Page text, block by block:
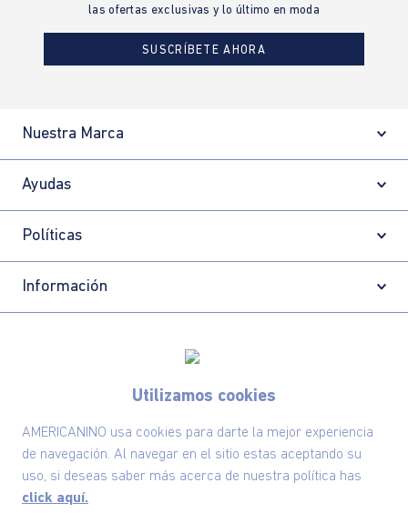
Utilizamos cookies
AMERICANINO usa cookies para darte la mejor experiencia
de navegación. Al navegar en el sitio estas aceptando su
uso, si deseas saber más acerca de nuestra política has
click aquí.
las ofertas exclusivas y lo último en moda
SUSCRÍBETE AHORA
Nuestra Marca
Ayudas
Políticas
Información